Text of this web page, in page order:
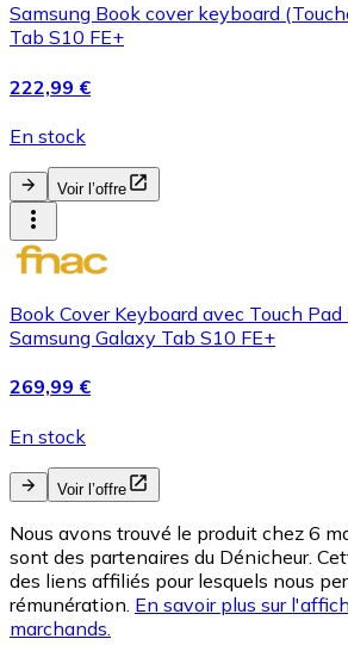
Samsung Book cover keyboard
Tab S10 FE+
222,99 €
En stock
Voir l’offre
Book Cover Keyboard avec Touch
Samsung Galaxy Tab S10 FE+
269,99 €
En stock
Voir l’offre
Nous avons trouvé le produit chez 6
sont des partenaires du Dénicheur.
des liens affiliés pour lesquels nous
rémunération. En savoir plus sur
marchands.